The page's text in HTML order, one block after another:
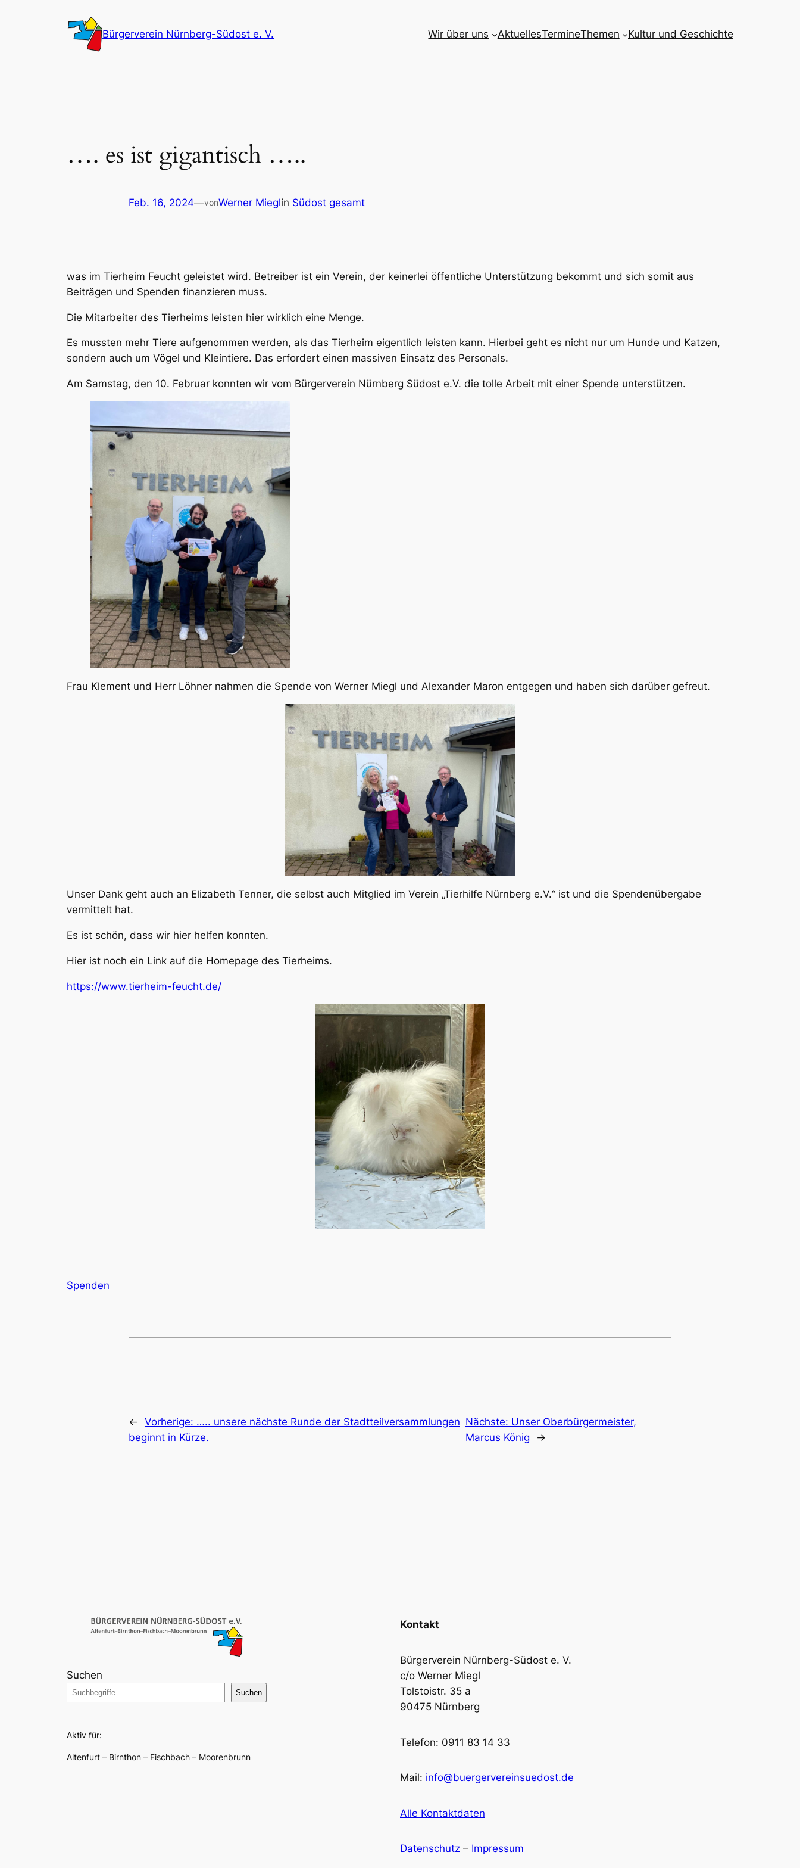
Bürgerverein Nürnberg-Südost e. V. Wir über uns AktuellesTermineThemen Kultur und Geschichte
…. es ist gigantisch …..
Feb. 16, 2024—vonWerner Mieglin Südost gesamt
was im Tierheim Feucht geleistet wird. Betreiber ist ein Verein, der keinerlei öffentliche Unterstützung bekommt und sich somit aus
Beiträgen und Spenden finanzieren muss.
Die Mitarbeiter des Tierheims leisten hier wirklich eine Menge.
Es mussten mehr Tiere aufgenommen werden, als das Tierheim eigentlich leisten kann. Hierbei geht es nicht nur um Hunde und Katzen,
sondern auch um Vögel und Kleintiere. Das erfordert einen massiven Einsatz des Personals.
Am Samstag, den 10. Februar konnten wir vom Bürgerverein Nürnberg Südost e.V. die tolle Arbeit mit einer Spende unterstützen.
Frau Klement und Herr Löhner nahmen die Spende von Werner Miegl und Alexander Maron entgegen und haben sich darüber gefreut.
Unser Dank geht auch an Elizabeth Tenner, die selbst auch Mitglied im Verein „Tierhilfe Nürnberg e.V.“ ist und die Spendenübergabe
vermittelt hat.
Es ist schön, dass wir hier helfen konnten.
Hier ist noch ein Link auf die Homepage des Tierheims.
https://www.tierheim-feucht.de/
Spenden
← Vorherige: ….. unsere nächste Runde der Stadtteilversammlungen
beginnt in Kürze.
Nächste: Unser Oberbürgermeister,
Marcus König
→
Suchen
Suchen
Aktiv für:
Altenfurt – Birnthon – Fischbach – Moorenbrunn
Kontakt
Bürgerverein Nürnberg-Südost e. V.
c/o Werner Miegl
Tolstoistr. 35 a
90475 Nürnberg
Telefon: 0911 83 14 33
Mail: info@buergervereinsuedost.de
Alle Kontaktdaten
Datenschutz – Impressum